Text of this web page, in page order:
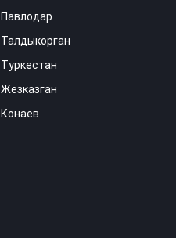
Павлодар
Талдыкорган
Туркестан
Жезказган
Конаев